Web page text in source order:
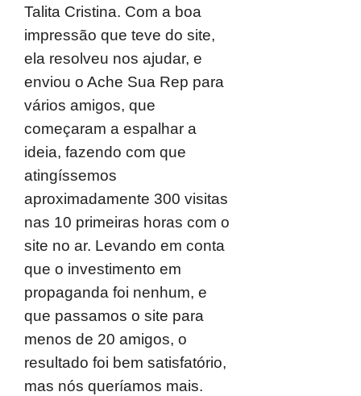
Talita Cristina. Com a boa
impressão que teve do site,
ela resolveu nos ajudar, e
enviou o Ache Sua Rep para
vários amigos, que
começaram a espalhar a
ideia, fazendo com que
atingíssemos
aproximadamente 300 visitas
nas 10 primeiras horas com o
site no ar. Levando em conta
que o investimento em
propaganda foi nenhum, e
que passamos o site para
menos de 20 amigos, o
resultado foi bem satisfatório,
mas nós queríamos mais.